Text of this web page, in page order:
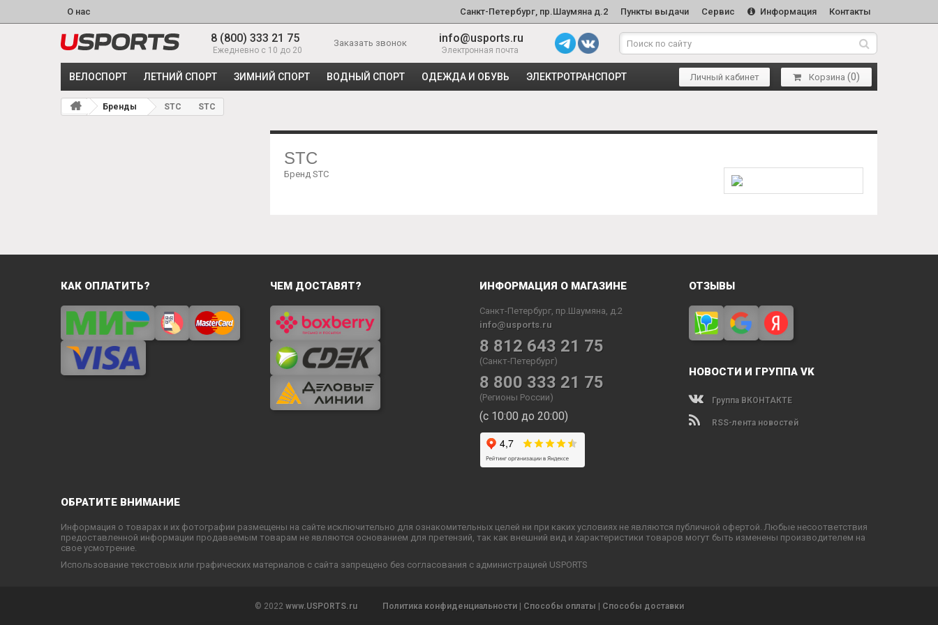
О нас Санкт-Петербург, пр.Шаумяна д.2 Пункты выдачи Сервис Информация Контакты
8 (800) 333 21 75
Ежедневно с 10 до 20
Заказать звонок info@usports.ru
Электронная почта
ВЕЛОСПОРТ ЛЕТНИЙ СПОРТ ЗИМНИЙ СПОРТ ВОДНЫЙ СПОРТ ОДЕЖДА И ОБУВЬ ЭЛЕКТРОТРАНСПОРТ Личный кабинет Корзина (0)
Бренды STC STC
STC
Бренд STC
КАК ОПЛАТИТЬ? ЧЕМ ДОСТАВЯТ? ИНФОРМАЦИЯ О МАГАЗИНЕ
Санкт-Петербург, пр.Шаумяна, д.2
info@usports.ru
8 812 643 21 75
(Санкт-Петербург)
8 800 333 21 75
(Регионы России)
(с 10:00 до 20:00)
ОТЗЫВЫ
НОВОСТИ И ГРУППА VK
Группа ВКОНТАКТЕ
RSS-лента новостей
ОБРАТИТЕ ВНИМАНИЕ
Информация о товарах и их фотографии размещены на сайте исключительно для ознакомительных целей ни при каких условиях не являются публичной офертой. Любые несоответствия
предоставленной информации продаваемым товарам не являются основанием для претензий, так как внешний вид и характеристики товаров могут быть изменены производителем на
свое усмотрение.
Использование текстовых или графических материалов с сайта запрещено без согласования с администрацией USPORTS
© 2022 www.USPORTS.ru Политика конфиденциальности| Способы оплаты Способы доставки